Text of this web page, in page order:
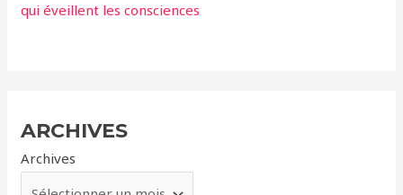
qui éveillent les consciences
ARCHIVES
Archives